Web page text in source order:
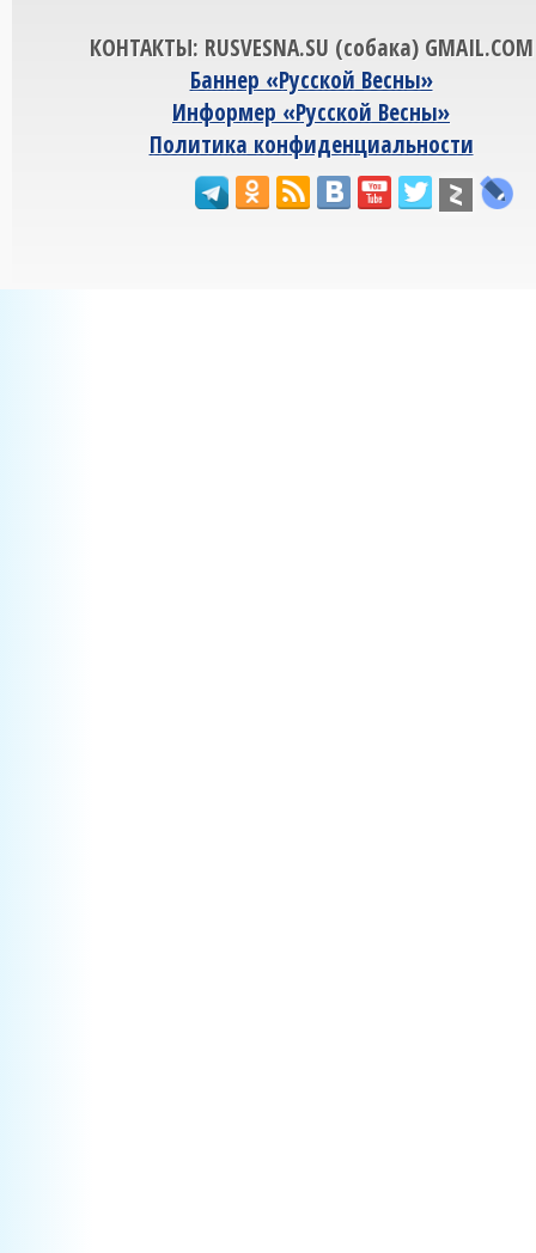
КОНТАКТЫ: RUSVESNA.SU (собака) GMAIL.COM
Баннер «Русской Весны»
Информер «Русской Весны»
Политика конфиденциальности